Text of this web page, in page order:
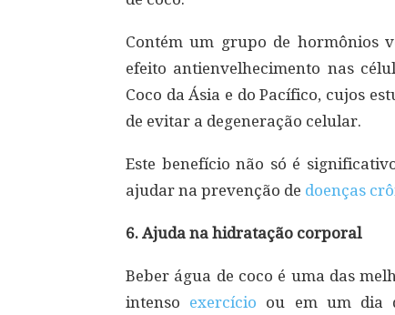
Contém um grupo de hormônios
efeito antienvelhecimento nas
Coco da Ásia e do Pacífico, cujos
de evitar a degeneração celular.
Este benefício não só é
ajudar na prevenção de doenças
6. Ajuda na hidratação corporal
Beber água de coco é uma das
intenso exercício ou em um dia